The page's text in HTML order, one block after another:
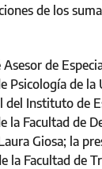
de los
de
Psicología de la
del Instituto de
la Facultad de
Giosa; la
la Facultad de